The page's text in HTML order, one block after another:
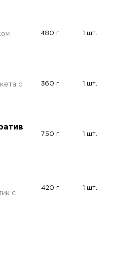
480 г. 1 шт.
с
360 г. 1 шт.
750 г. 1 шт.
с
420 г. 1 шт.